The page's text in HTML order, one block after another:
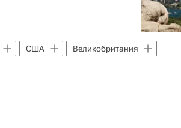
США Великобритания